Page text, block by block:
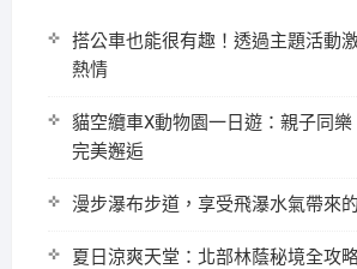
搭公車也能很有趣！透過主題活動
熱情
貓空纜車X動物園一日遊：親子同
完美邂逅
漫步瀑布步道，享受飛瀑水氣帶來
夏日涼爽天堂：北部林蔭秘境全攻